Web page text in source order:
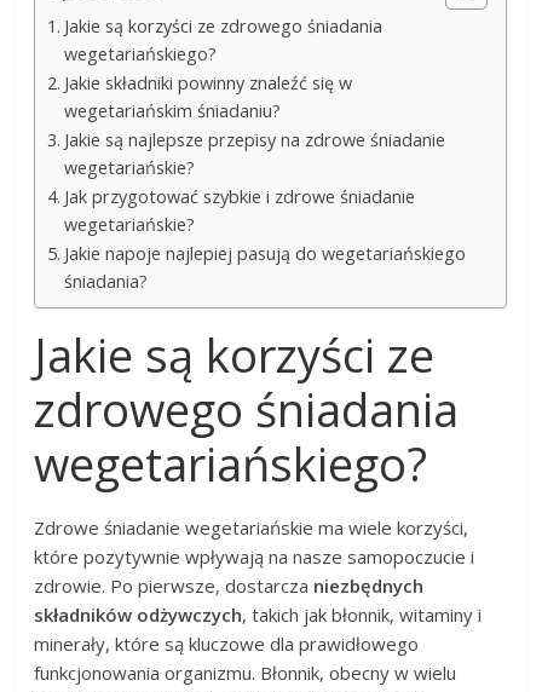
Jakie są korzyści ze zdrowego śniadania
wegetariańskiego?
Jakie składniki powinny znaleźć się w
wegetariańskim śniadaniu?
Jakie są najlepsze przepisy na zdrowe śniadanie
wegetariańskie?
Jak przygotować szybkie i zdrowe śniadanie
wegetariańskie?
Jakie napoje najlepiej pasują do wegetariańskiego
śniadania?
Jakie są korzyści ze
zdrowego śniadania
wegetariańskiego?
Zdrowe śniadanie wegetariańskie ma wiele korzyści,
które pozytywnie wpływają na nasze samopoczucie i
zdrowie. Po pierwsze, dostarcza niezbędnych
składników odżywczych, takich jak błonnik, witaminy i
minerały, które są kluczowe dla prawidłowego
funkcjonowania organizmu. Błonnik, obecny w wielu